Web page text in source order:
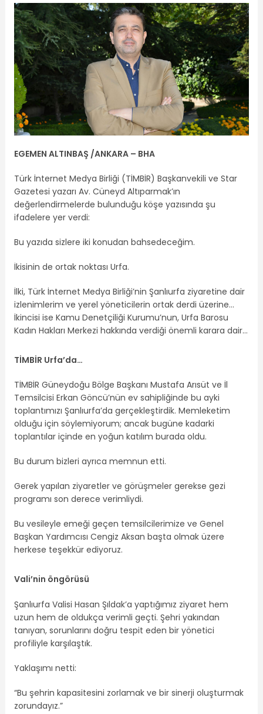
EGEMEN ALTINBAŞ /ANKARA – BHA
Türk İnternet Medya Birliği (TİMBİR) Başkanvekili ve Star
Gazetesi yazarı Av. Cüneyd Altıparmak’ın
değerlendirmelerde bulunduğu köşe yazısında şu
ifadelere yer verdi:
Bu yazıda sizlere iki konudan bahsedeceğim.
İkisinin de ortak noktası Urfa.
İlki, Türk İnternet Medya Birliği’nin Şanlıurfa ziyaretine dair
izlenimlerim ve yerel yöneticilerin ortak derdi üzerine…
İkincisi ise Kamu Denetçiliği Kurumu’nun, Urfa Barosu
Kadın Hakları Merkezi hakkında verdiği önemli karara dair…
TİMBİR Urfa’da…
TİMBİR Güneydoğu Bölge Başkanı Mustafa Arısüt ve İl
Temsilcisi Erkan Göncü’nün ev sahipliğinde bu ayki
toplantımızı Şanlıurfa’da gerçekleştirdik. Memleketim
olduğu için söylemiyorum; ancak bugüne kadarki
toplantılar içinde en yoğun katılım burada oldu.
Bu durum bizleri ayrıca memnun etti.
Gerek yapılan ziyaretler ve görüşmeler gerekse gezi
programı son derece verimliydi.
Bu vesileyle emeği geçen temsilcilerimize ve Genel
Başkan Yardımcısı Cengiz Aksan başta olmak üzere
herkese teşekkür ediyoruz.
Vali’nin öngörüsü
Şanlıurfa Valisi Hasan Şıldak’a yaptığımız ziyaret hem
uzun hem de oldukça verimli geçti. Şehri yakından
tanıyan, sorunlarını doğru tespit eden bir yönetici
profiliyle karşılaştık.
Yaklaşımı netti:
“Bu şehrin kapasitesini zorlamak ve bir sinerji oluşturmak
zorundayız.”